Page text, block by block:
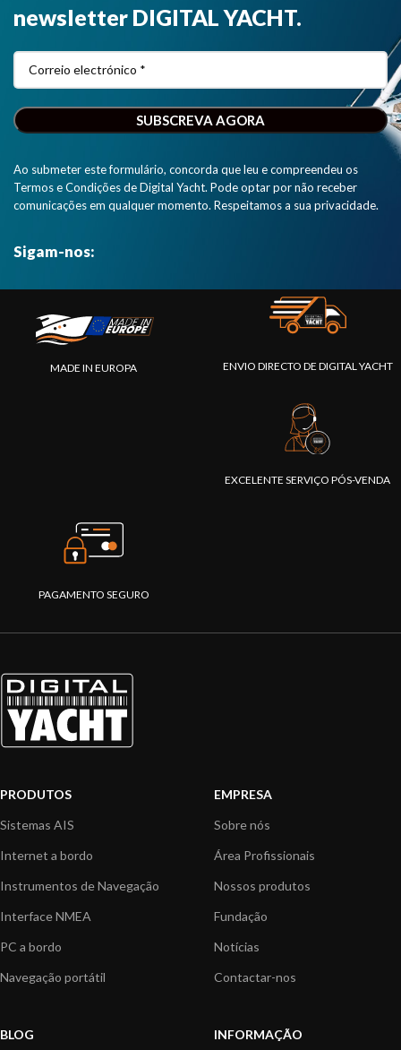
newsletter DIGITAL YACHT.
Ao submeter este formulário, concorda que leu e compreendeu os
Termos e Condições de Digital Yacht. Pode optar por não receber
comunicações em qualquer momento. Respeitamos a sua privacidade.
Sigam-nos:
MADE IN EUROPA ENVIO DIRECTO DE DIGITAL YACHT
EXCELENTE SERVIÇO PÓS-VENDA
PAGAMENTO SEGURO
PRODUTOS
Sistemas AIS
Internet a bordo
Instrumentos de Navegação
Interface NMEA
PC a bordo
Navegação portátil
EMPRESA
Sobre nós
Área Profissionais
Nossos produtos
Fundação
Notícias
Contactar-nos
BLOG INFORMAÇÃO